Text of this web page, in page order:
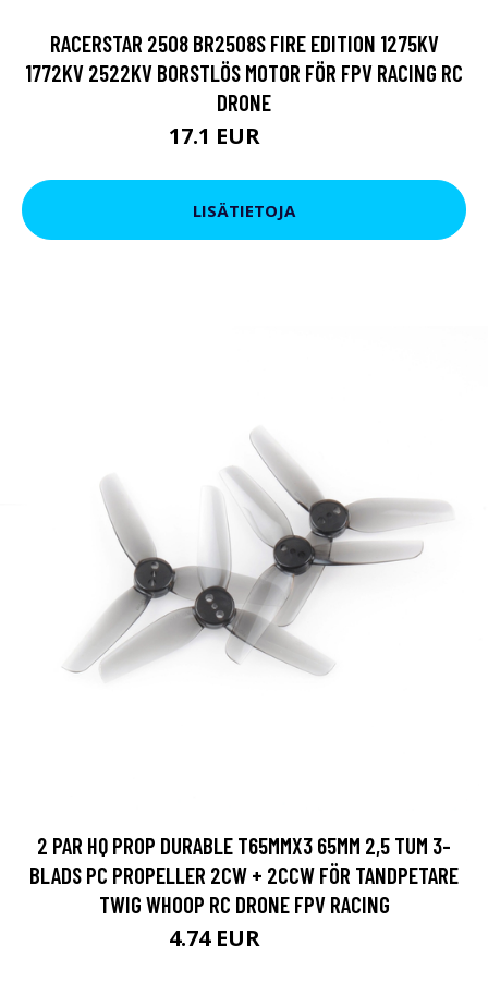
RACERSTAR 2508 BR2508S FIRE EDITION 1275KV
1772KV 2522KV BORSTLÖS MOTOR FÖR FPV RACING RC
DRONE
17.1 EUR
LISÄTIETOJA
2 PAR HQ PROP DURABLE T65MMX3 65MM 2,5 TUM 3-
BLADS PC PROPELLER 2CW + 2CCW FÖR TANDPETARE
TWIG WHOOP RC DRONE FPV RACING
4.74 EUR